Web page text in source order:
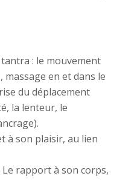
tantra : le mouvement
en et dans le
du déplacement
la lenteur, le
à son plaisir, au lien
rapport à son corps,